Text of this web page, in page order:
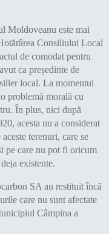
Moldoveanu este mai
Consiliului Local
de comodat pentru
ca președinte de
local. La momentul
problemă morală cu
În plus, nici după
acesta nu a considerat
terenuri, care se
pe care nu pot fi oricum
existente.
SA au restituit încă
care nu sunt afectate
Câmpina a